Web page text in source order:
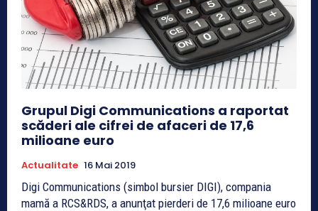
Grupul Digi Communications a raportat
scăderi ale cifrei de afaceri de 17,6
milioane euro
Actualitate 16 Mai 2019
Digi Communications (simbol bursier DIGI), compania
mamă a RCS&RDS, a anunţat pierderi de 17,6 milioane euro